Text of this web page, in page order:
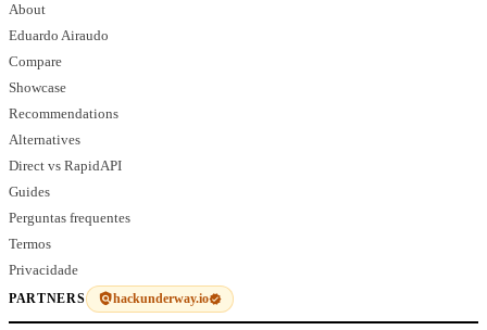
About
Eduardo Airaudo
Compare
Showcase
Recommendations
Alternatives
Direct vs RapidAPI
Guides
Perguntas frequentes
Termos
Privacidade
PARTNERS hackunderway.io